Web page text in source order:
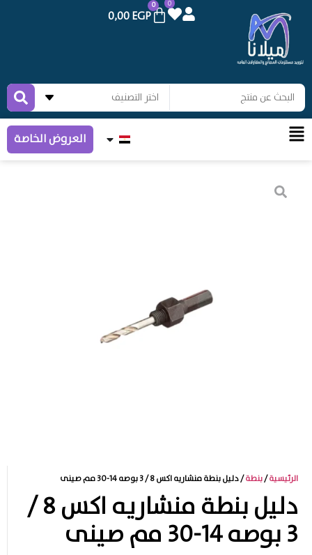
0
0,00EGP
0
العروض الخاصة
الرئيسية/بنطة/ دليل بنطة منشاريه اكس 8 / 3 بوصه 14-30 مم صينى
دليل بنطة منشاريه اكس 8 /
3 بوصه 14-30 مم صينى